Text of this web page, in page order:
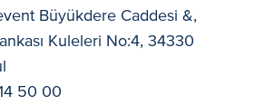
Büyükdere Caddesi &,
Kuleleri No:4, 34330
50 00